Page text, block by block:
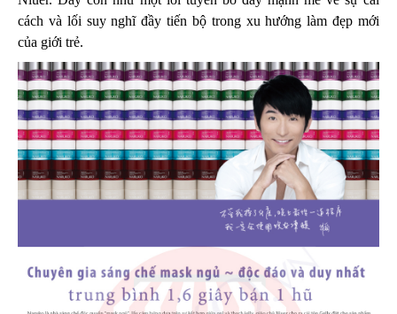
cách và lối suy nghĩ đầy tiến bộ trong xu hướng làm đẹp mới
của giới trẻ.